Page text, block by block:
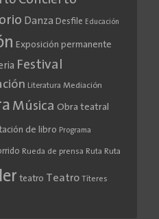
Danza Desfile Educación
Exposición permanente
Festival
Literatura Mediación
Música Obra teatral
de libro Programa
Rueda de prensa Ruta Ruta
teatro Teatro Títeres